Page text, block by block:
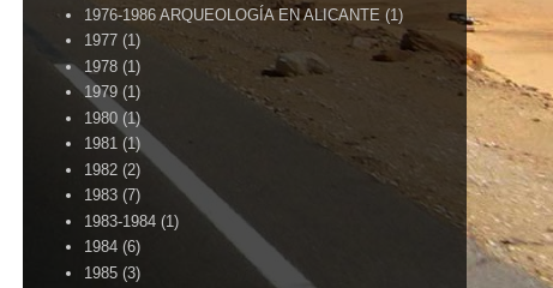
1976-1986 ARQUEOLOGÍA EN ALICANTE (1)
1977 (1)
1978 (1)
1979 (1)
1980 (1)
1981 (1)
1982 (2)
1983 (7)
1983-1984 (1)
1984 (6)
1985 (3)